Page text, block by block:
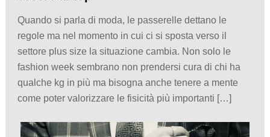
Quando si parla di moda, le passerelle dettano le
regole ma nel momento in cui ci si sposta verso il
settore plus size la situazione cambia. Non solo le
fashion week sembrano non prendersi cura di chi ha
qualche kg in più ma bisogna anche tenere a mente
come poter valorizzare le fisicità più importanti […]